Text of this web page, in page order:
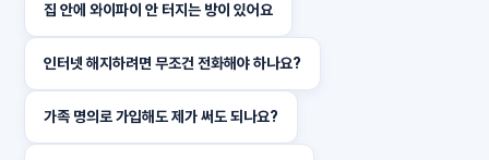
집 안에 와이파이 안 터지는 방이 있어요
인터넷 해지하려면 무조건 전화해야 하나요?
가족 명의로 가입해도 제가 써도 되나요?